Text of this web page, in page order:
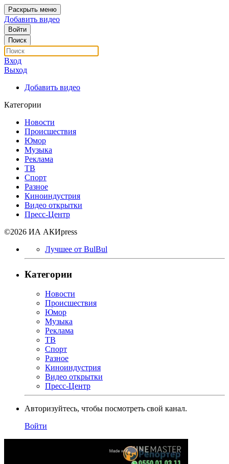
Раскрыть меню
Добавить видео
Войти
Поиск
Вход
Выход
Добавить видео
Категории
Новости
Происшествия
Юмор
Музыка
Реклама
ТВ
Спорт
Разное
Киноиндустрия
Видео открытки
Пресс-Центр
©2026 ИА АКИpress
Лучшее от BulBul
Категории
Новости
Происшествия
Юмор
Музыка
Реклама
ТВ
Спорт
Разное
Киноиндустрия
Видео открытки
Пресс-Центр
Авторизуйтесь, чтобы посмотреть свой канал.
Войти